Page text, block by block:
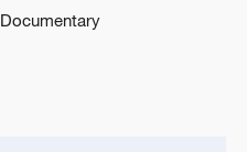
Documentary